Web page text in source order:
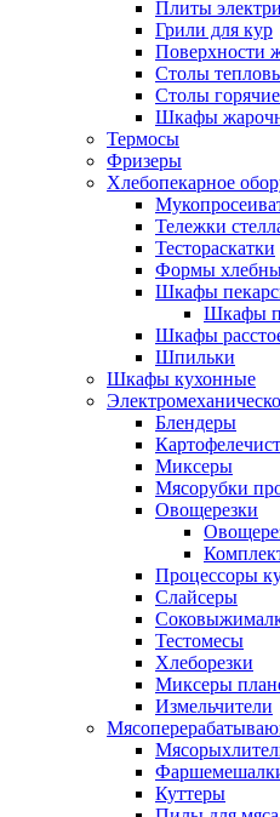
Плиты
Грили для кур
Поверхности
Столы
Столы
Шкафы
Термосы
Фризеры
Хлебопекарное
Тележки
Тестораскатки
Формы
Шкафы
Шкафы
Шкафы
Шпильки
Шкафы кухонные
Блендеры
Миксеры
Мясорубки
Овощерезки
Процессоры
Слайсеры
Тестомесы
Хлеборезки
Миксеры
Измельчители
Куттеры